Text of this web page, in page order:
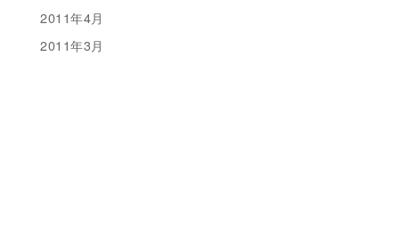
2011年4月
2011年3月